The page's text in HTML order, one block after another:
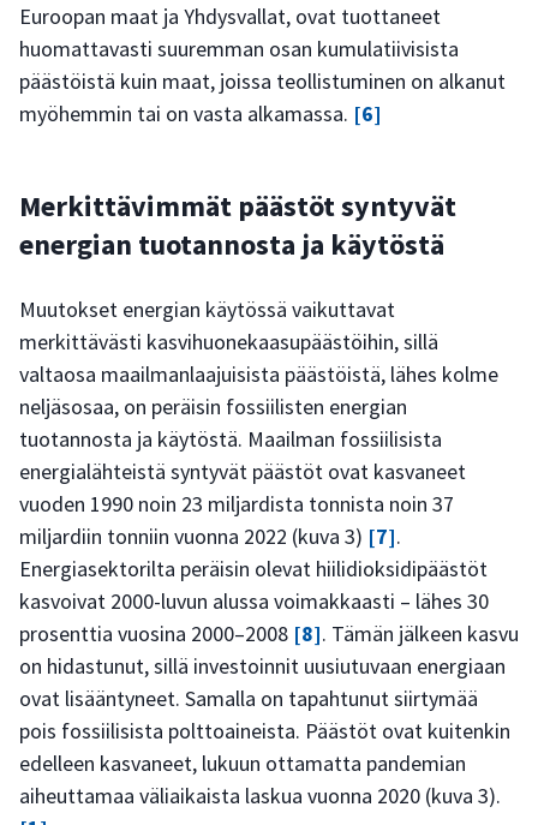
Euroopan maat ja Yhdysvallat, ovat tuottaneet
huomattavasti suuremman osan kumulatiivisista
päästöistä kuin maat, joissa teollistuminen on alkanut
myöhemmin tai on vasta alkamassa. [6]
Merkittävimmät päästöt syntyvät
energian tuotannosta ja käytöstä
Muutokset energian käytössä vaikuttavat
merkittävästi kasvihuonekaasupäästöihin, sillä
valtaosa maailmanlaajuisista päästöistä, lähes kolme
neljäsosaa, on peräisin fossiilisten energian
tuotannosta ja käytöstä. Maailman fossiilisista
energialähteistä syntyvät päästöt ovat kasvaneet
vuoden 1990 noin 23 miljardista tonnista noin 37
miljardiin tonniin vuonna 2022 (kuva 3) [7].
Energiasektorilta peräisin olevat hiilidioksidipäästöt
kasvoivat 2000-luvun alussa voimakkaasti – lähes 30
prosenttia vuosina 2000–2008 [8]. Tämän jälkeen kasvu
on hidastunut, sillä investoinnit uusiutuvaan energiaan
ovat lisääntyneet. Samalla on tapahtunut siirtymää
pois fossiilisista polttoaineista. Päästöt ovat kuitenkin
edelleen kasvaneet, lukuun ottamatta pandemian
aiheuttamaa väliaikaista laskua vuonna 2020 (kuva 3).